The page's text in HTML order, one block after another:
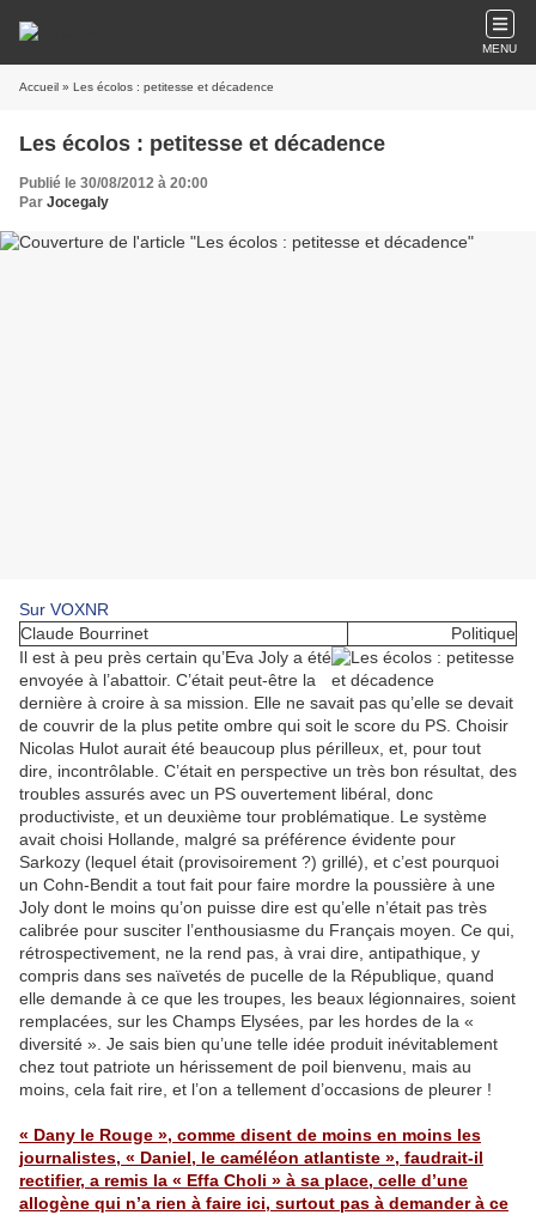
MENU
Accueil » Les écolos : petitesse et décadence
Les écolos : petitesse et décadence
Publié le 30/08/2012 à 20:00
Par Jocegaly
Sur VOXNR
Claude Bourrinet
Politique
Il est à peu près certain qu’Eva Joly a été
envoyée à l’abattoir. C’était peut-être la
dernière à croire à sa mission. Elle ne savait pas qu’elle se devait
de couvrir de la plus petite ombre qui soit le score du PS. Choisir
Nicolas Hulot aurait été beaucoup plus périlleux, et, pour tout
dire, incontrôlable. C’était en perspective un très bon résultat, des
troubles assurés avec un PS ouvertement libéral, donc
productiviste, et un deuxième tour problématique. Le système
avait choisi Hollande, malgré sa préférence évidente pour
Sarkozy (lequel était (provisoirement ?) grillé), et c’est pourquoi
un Cohn-Bendit a tout fait pour faire mordre la poussière à une
Joly dont le moins qu’on puisse dire est qu’elle n’était pas très
calibrée pour susciter l’enthousiasme du Français moyen. Ce qui,
rétrospectivement, ne la rend pas, à vrai dire, antipathique, y
compris dans ses naïvetés de pucelle de la République, quand
elle demande à ce que les troupes, les beaux légionnaires, soient
remplacées, sur les Champs Elysées, par les hordes de la «
diversité ». Je sais bien qu’une telle idée produit inévitablement
chez tout patriote un hérissement de poil bienvenu, mais au
moins, cela fait rire, et l’on a tellement d’occasions de pleurer !
« Dany le Rouge », comme disent de moins en moins les
journalistes, « Daniel, le caméléon atlantiste », faudrait-il
rectifier, a remis la « Effa Choli » à sa place, celle d’une
allogène qui n’a rien à faire ici, surtout pas à demander à ce